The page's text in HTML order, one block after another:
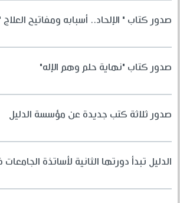
صدور كتاب " الإلحاد.. أسبابه ومفاتيح العلاج
صدور كتاب "نهاية حلم وهم الإله"
صدور ثلاثة كتب جديدة عن مؤسسة الدليل
الدليل تبدأ دورتها الثانية لأساتذة